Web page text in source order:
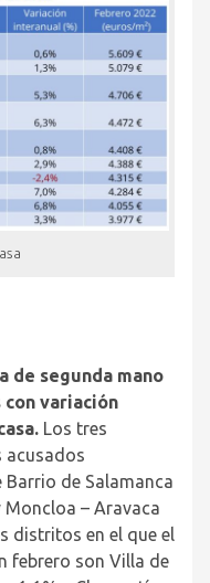
de segunda mano
variación
Los tres
acusados
de Salamanca
Moncloa – Aravaca
distritos en el que el
febrero son Villa de